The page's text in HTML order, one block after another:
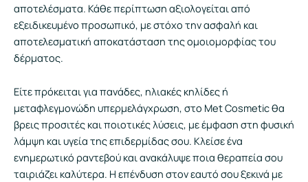
αποτελέσματα. Κάθε περίπτωση αξιολογείται από
εξειδικευμένο προσωπικό, με στόχο την ασφαλή και
αποτελεσματική αποκατάσταση της ομοιομορφίας του
δέρματος.
Είτε πρόκειται για πανάδες, ηλιακές κηλίδες ή
μεταφλεγμονώδη υπερμελάγχρωση, στο Met Cosmetic θα
βρεις προσιτές και ποιοτικές λύσεις, με έμφαση στη φυσική
λάμψη και υγεία της επιδερμίδας σου. Κλείσε ένα
ενημερωτικό ραντεβού και ανακάλυψε ποια θεραπεία σου
ταιριάζει καλύτερα. Η επένδυση στον εαυτό σου ξεκινά με